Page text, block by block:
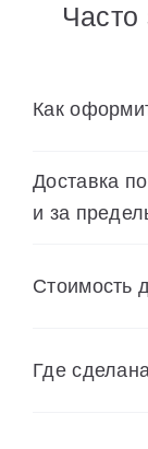
Как
Доставка
и за
Cтоимость
Где